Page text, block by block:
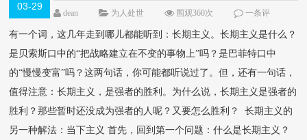
03-29
dean 为人处世 围观360次
一条评
有一个词，这几年走到哪儿都能听到：长期主义。长期主义是什么？
是贝索斯口中的“把战略建立在不变的事物上”吗？是巴菲特口中
的“慢慢变富”吗？这两句话，你可能都听说过了。但，还有一句话，
值得注意：长期主义，是强者的胜利。为什么说，长期主义是强者的
胜利？那些暂时还没成为强者的人呢？又要怎么胜利？ 长期主义的
另一种解法：当下主义 首先，回到第一个问题：什么是长期主义？